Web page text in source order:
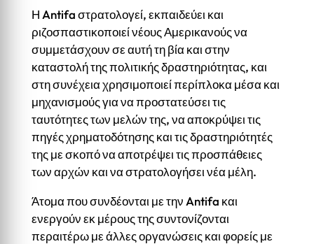
Η Antifa στρατολογεί, εκπαιδεύει και
ριζοσπαστικοποιεί νέους Αμερικανούς να
συμμετάσχουν σε αυτή τη βία και στην
καταστολή της πολιτικής δραστηριότητας, και
στη συνέχεια χρησιμοποιεί περίπλοκα μέσα και
μηχανισμούς για να προστατεύσει τις
ταυτότητες των μελών της, να αποκρύψει τις
πηγές χρηματοδότησης και τις δραστηριότητές
της με σκοπό να αποτρέψει τις προσπάθειες
των αρχών και να στρατολογήσει νέα μέλη.
Άτομα που συνδέονται με την Antifa και
ενεργούν εκ μέρους της συντονίζονται
περαιτέρω με άλλες οργανώσεις και φορείς με